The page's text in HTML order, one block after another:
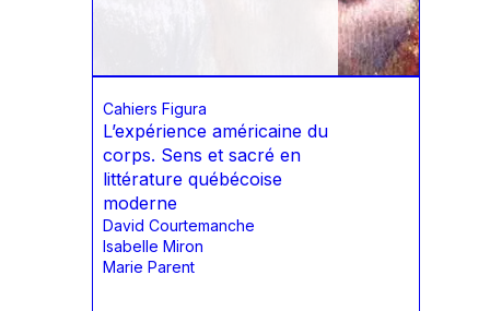
Cahiers Figura
L’expérience américaine du
corps. Sens et sacré en
littérature québécoise
moderne
David Courtemanche
Isabelle Miron
Marie Parent